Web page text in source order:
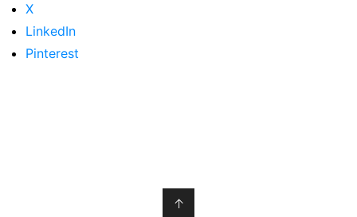
X
LinkedIn
Pinterest
↑